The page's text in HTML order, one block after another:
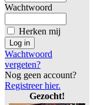
Wachtwoord
Herken mij
Wachtwoord
vergeten?
Nog geen account?
Registreer hier.
Gezocht!